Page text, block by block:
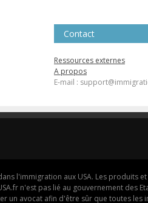
Contact
Ressources externes
A propos
E-mail :
l'immigration aux USA. Les produits
n'est pas lié au gouvernement des
un avocat afin d'être sûr que toutes les